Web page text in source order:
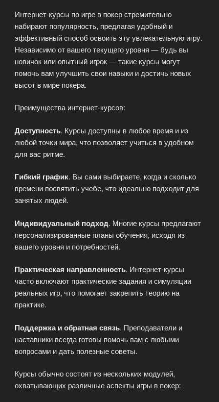
Интернет-курсы по игре в покер стремительно
набирают популярность, предлагая удобный и
эффективный способ освоить эту увлекательную игру.
Независимо от вашего текущего уровня — будь вы
новичок или опытный игрок — такие курсы могут
помочь вам улучшить свои навыки и достичь новых
высот в мире покера.
Преимущества интернет-курсов:
Доступность. Курсы доступны в любое время и из
любой точки мира, что позволяет учиться в удобном
для вас ритме.
Гибкий график. Вы сами выбираете, когда и сколько
времени посвятить учебе, что идеально подходит для
занятых людей.
Индивидуальный подход. Многие курсы предлагают
персонализированные планы обучения, исходя из
вашего уровня и потребностей.
Практическая направленность. Интернет-курсы
часто включают практические задания и симуляции
реальных игр, что помогает закрепить теорию на
практике.
Поддержка и обратная связь. Преподаватели и
наставники всегда готовы помочь вам с любыми
вопросами и дать полезные советы.
Курсы обычно состоят из нескольких модулей,
охватывающих различные аспекты игры в покер: